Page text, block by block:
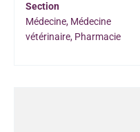
Section
Médecine, Médecine
vétérinaire, Pharmacie